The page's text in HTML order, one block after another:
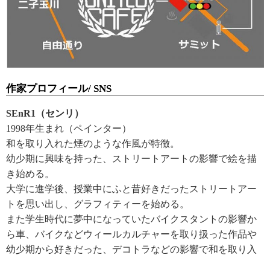
作家プロフィール/ SNS
SEnR1（センリ）
1998年生まれ（ペインター）
和を取り入れた煙のような作風が特徴。
幼少期に興味を持った、ストリートアートの影響で絵を描
き始める。
大学に進学後、授業中にふと昔好きだったストリートアー
トを思い出し、グラフィティーを始める。
また学生時代に夢中になっていたバイクスタントの影響か
ら車、バイクなどウィールカルチャーを取り扱った作品や
幼少期から好きだった、デコトラなどの影響で和を取り入